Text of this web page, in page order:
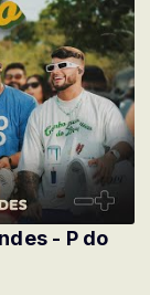
- P do